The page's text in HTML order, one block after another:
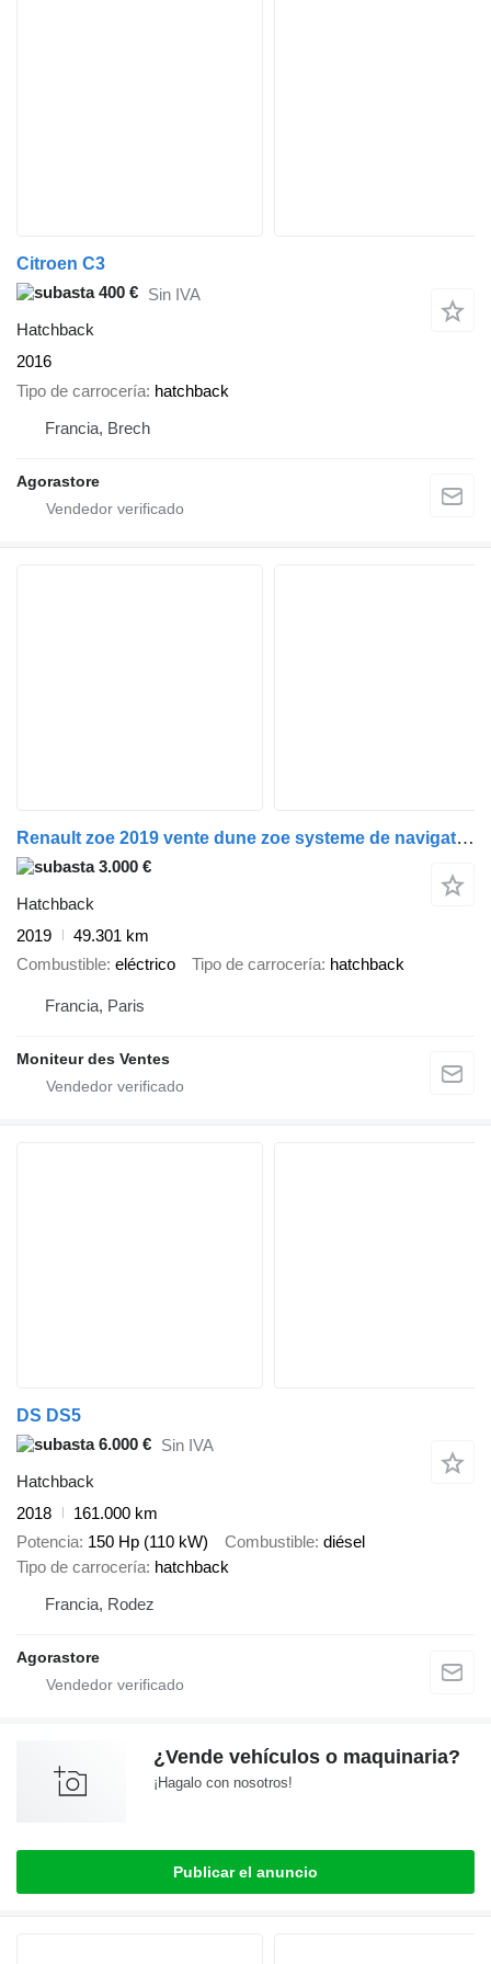
Citroen C3
400 € Sin IVA
Hatchback
2016
Tipo de carrocería hatchback
Francia, Brech
Agorastore
Renault zoe 2019 vente dune zoe systeme de navigation gps
3.000 €
Hatchback
2019
49.301 km
Combustible eléctrico Tipo de carrocería hatchback
Francia, Paris
Moniteur des Ventes
DS DS5
6.000 € Sin IVA
Hatchback
2018
161.000 km
Potencia 150 Hp (110 kW) Combustible diésel
Tipo de carrocería hatchback
Francia, Rodez
Agorastore
¿Vende vehículos o maquinaria?
¡Hagalo con nosotros!
Publicar el anuncio